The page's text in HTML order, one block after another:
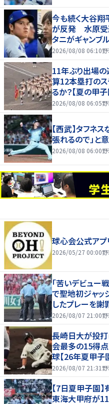
今も続く大谷
が反発 水原受
タニがギャンブ
が一定数いる」
2026/08/08 06:10
11年ぶり出場
算12本塁打のス
るか？【夏の甲
2026/08/08 06:05
【西武】タフネ
張れるので」と
2026/08/08 06:00
球心会公式アプ
2026/05/27 00:00
｢苦いデビュー
で聖地初ジャッ
したプレーを謝
2026/08/07 21:00
長崎日大が投打
会最多の15得
球【26年夏甲子
2026/08/07 21:31
【7日夏甲子園
東海大甲府が